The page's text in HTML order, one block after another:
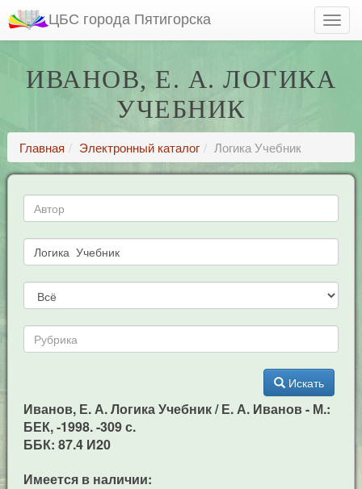
ЦБС города Пятигорска
ИВАНОВ, Е. А. ЛОГИКА
УЧЕБНИК
Главная Электронный каталог Логика Учебник
Искать
Иванов, Е. А. Логика Учебник / Е. А. Иванов - М.:
БЕК, -1998. -309 с.
ББК: 87.4 И20
Имеется в наличии: